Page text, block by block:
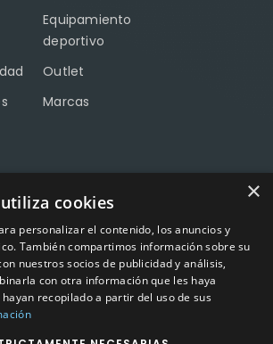
Equipamiento
deportivo
Outlet
Marcas
nº3 – Fuente Palmera 14120 Córdoba
57
sport.es
×
cookies
personalizar el contenido, los anuncios y
También compartimos información sobre su
nuestros socios de publicidad y análisis,
con otra información que les haya
recopilado a partir del uso de sus